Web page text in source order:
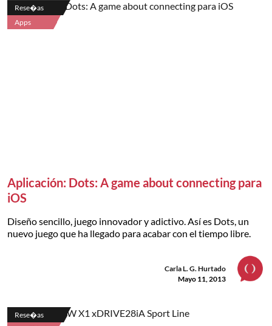
Rese�as
Apps
Aplicación: Dots: A game about connecting para
iOS
Diseño sencillo, juego innovador y adictivo. Así es Dots, un
nuevo juego que ha llegado para acabar con el tiempo libre.
Carla L. G. Hurtado
Mayo 11, 2013
Rese�as